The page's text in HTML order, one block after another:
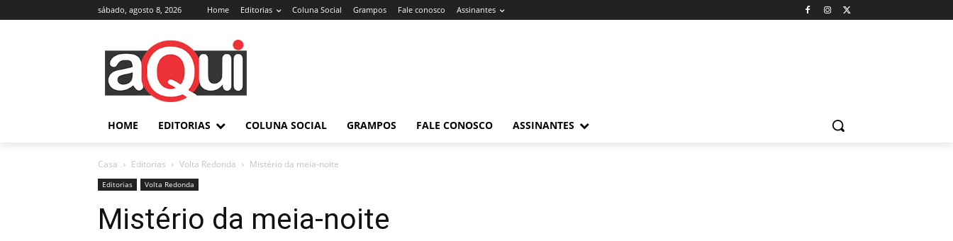
sábado, agosto 8, 2026 Home Editorias Coluna Social Grampos Fale conosco Assinantes
HOME EDITORIAS COLUNA SOCIAL GRAMPOS FALE CONOSCO ASSINANTES
Casa Editorias Volta Redonda Mistério da meia-noite
Editorias Volta Redonda
Mistério da meia-noite